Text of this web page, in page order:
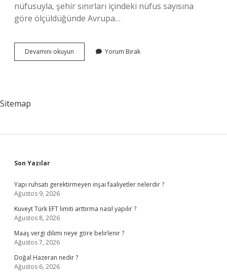
nüfusuyla, şehir sınırları içindeki nüfus sayısına
göre ölçüldüğünde Avrupa…
Devamını okuyun
Şehri
Yorum Bırak
Sitemap
Sidebar
Son Yazılar
Yapı ruhsatı gerektirmeyen inşai faaliyetler nelerdir ?
Ağustos 9, 2026
Kuveyt Türk EFT limiti arttırma nasıl yapılır ?
Ağustos 8, 2026
Maaş vergi dilimi neye göre belirlenir ?
Ağustos 7, 2026
Doğal Hazeran nedir ?
Ağustos 6, 2026